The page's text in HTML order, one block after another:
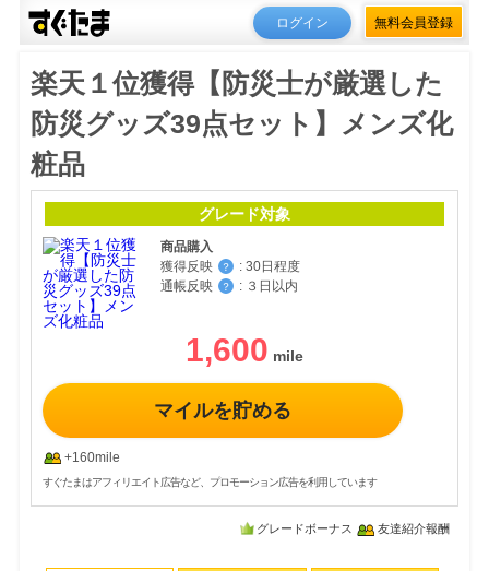
ログイン 無料会員登録
楽天１位獲得【防災士が厳選した
防災グッズ39点セット】メンズ化
粧品
グレード対象
商品購入
獲得反映
？ : 30日程度
通帳反映
？ : ３日以内
1,600
マイルを貯める
+160mile
すぐたまはアフィリエイト広告など、プロモーション広告を利用しています
グレードボーナス 友達紹介報酬